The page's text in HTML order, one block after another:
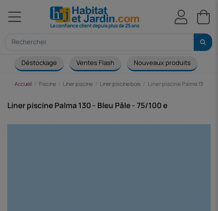
Déstockage Ventes Flash Nouveaux produits
Accueil Piscine Liner piscine Liner piscine bois Liner piscine Palma 130 -
Liner piscine Palma 130 - Bleu Pâle - 75/100 e